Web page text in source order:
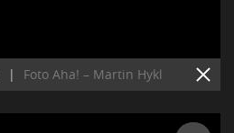
| Foto Aha! – Martin Hykl